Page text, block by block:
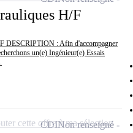
H/F
DESCRIPTION : Afin d'accompagner
un(e) Ingénieur(e) Essais
CDINon renseigné
cette offre à ma sélection